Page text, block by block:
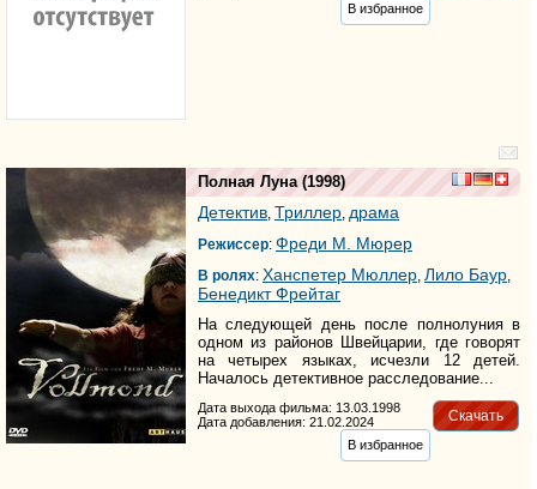
В избранное
Полная Луна(1998)
Детектив, Триллер, драма
Режиссер: Фреди М. Мюрер
В ролях: Ханспетер Мюллер, Лило Баур,
Бенедикт Фрейтаг
На следующей день после полнолуния в
одном из районов Швейцарии, где говорят
на четырех языках, исчезли 12 детей.
Началось детективное расследование...
Скачать
Дата выхода фильма: 13.03.1998
Дата добавления: 21.02.2024
В избранное